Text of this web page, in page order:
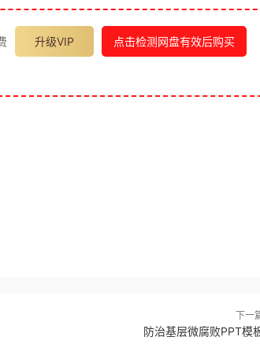
升级VIP 点击检测网盘有效后购买
下一
防治基层微腐败PPT模